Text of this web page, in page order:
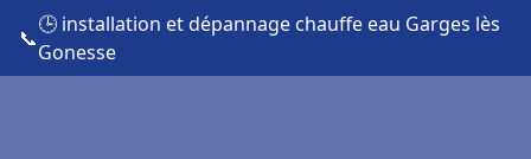
📞
🕒 installation et dépannage chauffe eau Garges lès
Gonesse